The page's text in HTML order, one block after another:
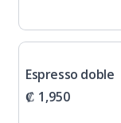
Espresso doble
₡ 1,950